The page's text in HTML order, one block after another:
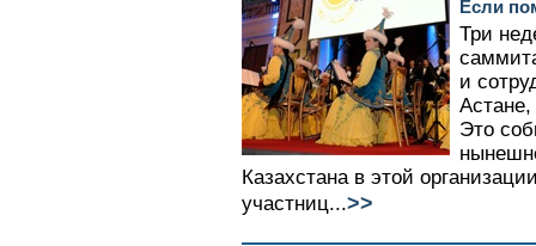
Если
Три
и
Астане,
Это
Казахстана в этой
участниц...>>